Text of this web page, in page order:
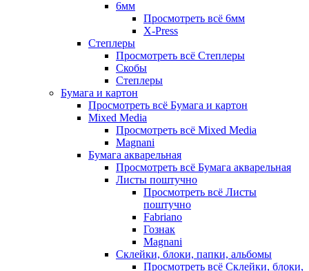
6мм
Просмотреть всё 6мм
X-Press
Степлеры
Просмотреть всё Степлеры
Скобы
Степлеры
Бумага и картон
Просмотреть всё Бумага и картон
Mixed Media
Просмотреть всё Mixed Media
Magnani
Бумага акварельная
Просмотреть всё Бумага акварельная
Листы поштучно
Просмотреть всё Листы
поштучно
Fabriano
Гознак
Magnani
Склейки, блоки, папки, альбомы
Просмотреть всё Склейки, блоки,